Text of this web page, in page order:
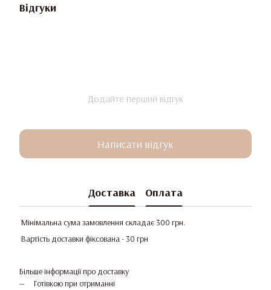
Відгуки
Додайте перший відгук
Написати відгук
Доставка Оплата
Мінімальна сума замовлення складає 300 грн.
Вартість доставки фіксована - 30 грн
Більше інформації про доставку
Готівкою при отриманні